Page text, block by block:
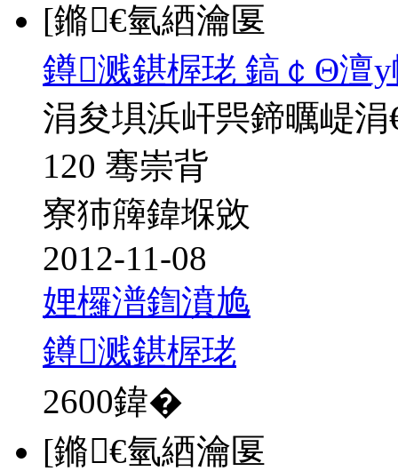
[鏅€氫綇瀹匽
鐏溅鍖楃珯 鎬￠Θ澶
涓夋埧浜屽巺鍗曞崼
120 骞崇背
寮犻簰鍏堢敓
2012-11-08
娌欏潽鍧濆尯
鐏溅鍖楃珯
2600鍏�
[鏅€氫綇瀹匽